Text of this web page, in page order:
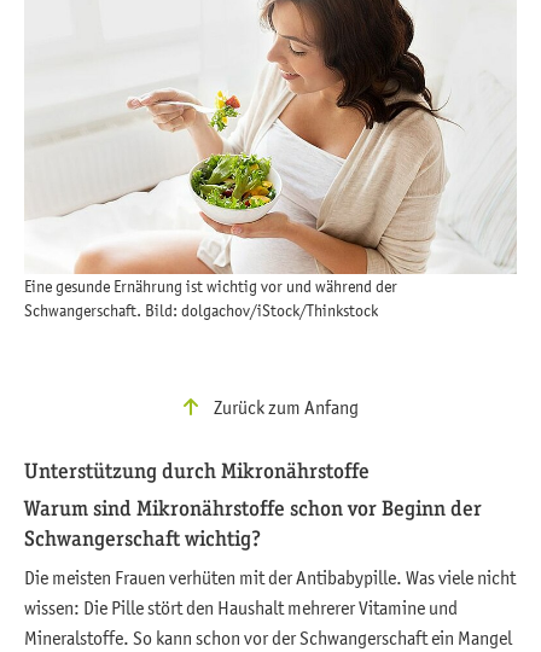
Eine gesunde Ernährung ist wichtig vor und während der
Schwangerschaft. Bild: dolgachov/iStock/Thinkstock
Zurück zum Anfang
Unterstützung durch Mikronährstoffe
Warum sind Mikronährstoffe schon vor Beginn der
Schwangerschaft wichtig?
Die meisten Frauen verhüten mit der Antibabypille. Was viele nicht
wissen: Die Pille stört den Haushalt mehrerer Vitamine und
Mineralstoffe. So kann schon vor der Schwangerschaft ein Mangel